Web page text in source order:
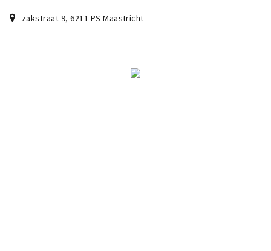
zakstraat 9,6211 PS Maastricht